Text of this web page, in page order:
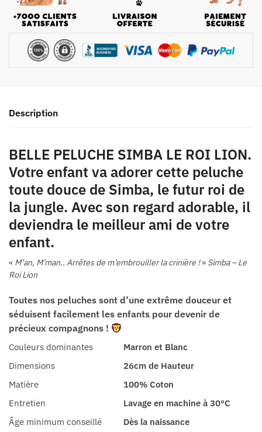
Description
BELLE PELUCHE SIMBA LE ROI LION.
Votre enfant va adorer cette peluche
toute douce de Simba, le futur roi de
la jungle. Avec son regard adorable, il
deviendra le meilleur ami de votre
enfant.
« M’an, M’man.. Arrêtes de m’embrouiller la crinière !» Simba – Le
Roi Lion
Toutes nos peluches sont d’une extrême douceur et
séduisent facilement les enfants pour devenir de
précieux compagnons !
Couleurs dominantes
Marron et Blanc
Dimensions
26cm de Hauteur
Matière
100% Coton
Entretien
Lavage en machine à 30°C
Âge minimum conseillé
Dès la naissance